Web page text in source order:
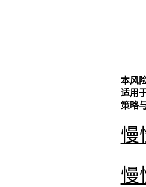
本风
适用
策略
慢
慢